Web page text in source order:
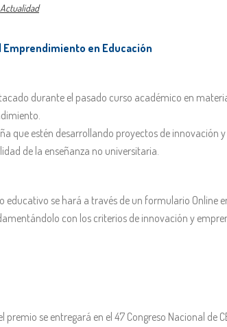
Actualidad
Emprendimiento en Educación
durante el pasado curso académico en
que estén desarrollando proyectos de innovación
de la enseñanza no universitaria.
se hará a través de un formulario Online
con los criterios de innovación y
se entregará en el 47 Congreso Nacional de